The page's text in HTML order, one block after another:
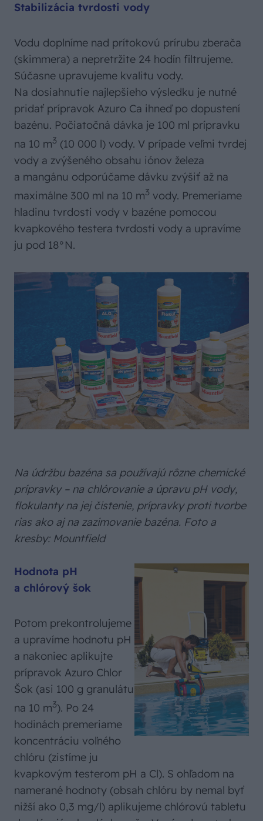
Stabilizácia tvrdosti vody
Vodu doplníme nad prítokovú prírubu zberača
(skimmera) a nepretržite 24 hodín filtrujeme.
Súčasne upravujeme kvalitu vody.
Na dosiahnutie najlepšieho výsledku je nutné
pridať prípravok Azuro Ca ihneď po dopustení
bazénu. Počiatočná dávka je 100 ml prípravku
na 10 m3 (10 000 l) vody. V prípade veľmi tvrdej
vody a zvýšeného obsahu iónov železa
a mangánu odporúčame dávku zvýšiť až na
maximálne 300 ml na 10 m3 vody. Premeriame
hladinu tvrdosti vody v bazéne pomocou
kvapkového testera tvrdosti vody a upravíme
ju pod 18°N.
Na údržbu bazéna sa používajú rôzne chemické
prípravky – na chlórovanie a úpravu pH vody,
flokulanty na jej čistenie, prípravky proti tvorbe
rias ako aj na zazimovanie bazéna. Foto a
kresby: Mountfield
Hodnota pH
a chlórový šok
Potom prekontrolujeme
a upravíme hodnotu pH
a nakoniec aplikujte
prípravok Azuro Chlor
Šok (asi 100 g granulátu
na 10 m3). Po 24
hodinách premeriame
koncentráciu voľného
chlóru (zistíme ju
kvapkovým testerom pH a Cl). S ohľadom na
namerané hodnoty (obsah chlóru by nemal byť
nižší ako 0,3 mg/l) aplikujeme chlórovú tabletu